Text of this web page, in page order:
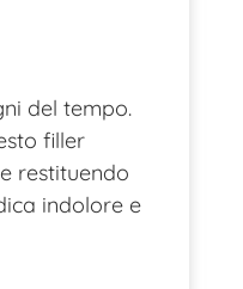
del tempo.
filler
restituendo
indolore e